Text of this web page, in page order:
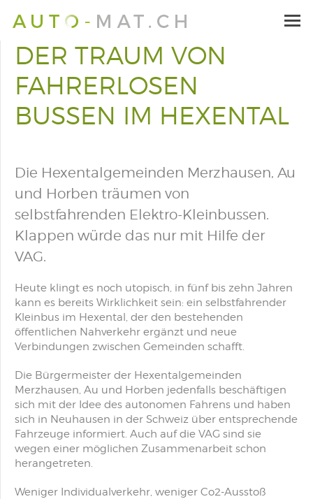
DER TRAUM VON
FAHRERLOSEN
BUSSEN IM HEXENTAL
Die Hexentalgemeinden Merzhausen, Au
und Horben träumen von
selbstfahrenden Elektro-Kleinbussen.
Klappen würde das nur mit Hilfe der
VAG.
Heute klingt es noch utopisch, in fünf bis zehn Jahren
kann es bereits Wirklichkeit sein: ein selbstfahrender
Kleinbus im Hexental, der den bestehenden
öffentlichen Nahverkehr ergänzt und neue
Verbindungen zwischen Gemeinden schafft.
Die Bürgermeister der Hexentalgemeinden
Merzhausen, Au und Horben jedenfalls beschäftigen
sich mit der Idee des autonomen Fahrens und haben
sich in Neuhausen in der Schweiz über entsprechende
Fahrzeuge informiert. Auch auf die VAG sind sie
wegen einer möglichen Zusammenarbeit schon
herangetreten.
Weniger Individualverkehr, weniger Co2-Ausstoß